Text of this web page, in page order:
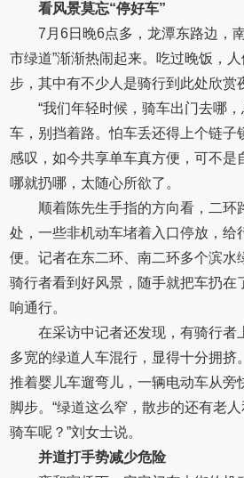
看风景莫忘“停好车”
7月6日晚6点多，龙潭东路边，
市绿道”渐渐热闹起来。吃过晚饭，
步，其中有不少人是骑行到此处欣赏
“我们年轻时候，骑车出门去哪
车，别挡着路。怕车丢还得上个链子
感叹，如今共享单车真方便，可不是
哪就扔哪，太随心所欲了。
顺着陈先生手指的方向看，二环
处，一些非机动车堵着入口停放，给
便。记者在东二环、南二环多个滨水
骑行者看到好风景，随手就把车扔在
响通行。
在采访中记者还发现，有骑行者
多宽的绿道人车混行，显得十分拥挤
推着婴儿车遛弯儿，一辆电动车从旁
脚步。“绿道这么窄，散步的还有老
骑车呢？”刘女士说。
并道打手势减少危险